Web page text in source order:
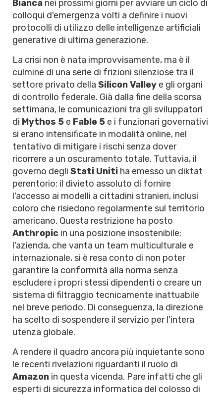
Bianca nei prossimi giorni per avviare un ciclo di
colloqui d'emergenza volti a definire i nuovi
protocolli di utilizzo delle intelligenze artificiali
generative di ultima generazione.
La crisi non è nata improvvisamente, ma è il
culmine di una serie di frizioni silenziose tra il
settore privato della Silicon Valley e gli organi
di controllo federale. Già dalla fine della scorsa
settimana, le comunicazioni tra gli sviluppatori
di Mythos 5 e Fable 5 e i funzionari governativi
si erano intensificate in modalità online, nel
tentativo di mitigare i rischi senza dover
ricorrere a un oscuramento totale. Tuttavia, il
governo degli Stati Uniti ha emesso un diktat
perentorio: il divieto assoluto di fornire
l'accesso ai modelli a cittadini stranieri, inclusi
coloro che risiedono regolarmente sul territorio
americano. Questa restrizione ha posto
Anthropic in una posizione insostenibile:
l'azienda, che vanta un team multiculturale e
internazionale, si è resa conto di non poter
garantire la conformità alla norma senza
escludere i propri stessi dipendenti o creare un
sistema di filtraggio tecnicamente inattuabile
nel breve periodo. Di conseguenza, la direzione
ha scelto di sospendere il servizio per l'intera
utenza globale.
A rendere il quadro ancora più inquietante sono
le recenti rivelazioni riguardanti il ruolo di
Amazon in questa vicenda. Pare infatti che gli
esperti di sicurezza informatica del colosso di